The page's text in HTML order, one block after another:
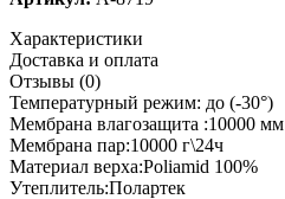
Характеристики
Доставка и оплата
Отзывы (0)
Температурный режим: до (-30°)
Мембрана влагозащита :10000 мм
Мембрана пар:10000 г\24ч
Материал верха:Poliamid 100%
Утеплитель:Полартек